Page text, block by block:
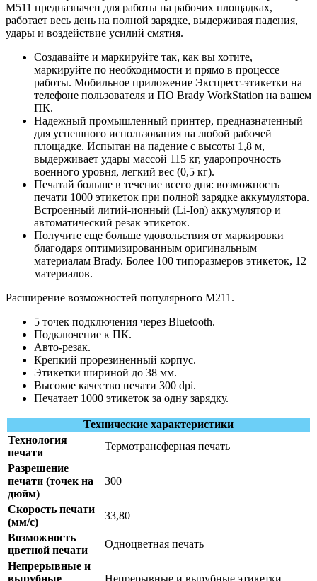
M511 предназначен для работы на рабочих площадках,
работает весь день на полной зарядке, выдерживая падения,
удары и воздействие усилий смятия.
Создавайте и маркируйте так, как вы хотите,
маркируйте по необходимости и прямо в процессе
работы. Мобильное приложение Экспресс-этикетки на
телефоне пользователя и ПО Brady WorkStation на вашем
ПК.
Надежный промышленный принтер, предназначенный
для успешного использования на любой рабочей
площадке. Испытан на падение с высоты 1,8 м,
выдерживает удары массой 115 кг, ударопрочность
военного уровня, легкий вес (0,5 кг).
Печатай больше в течение всего дня: возможность
печати 1000 этикеток при полной зарядке аккумулятора.
Встроенный литий-ионный (Li-Ion) аккумулятор и
автоматический резак этикеток.
Получите еще больше удовольствия от маркировки
благодаря оптимизированным оригинальным
материалам Brady. Более 100 типоразмеров этикеток, 12
материалов.
Расширение возможностей популярного M211.
5 точек подключения через Bluetooth.
Подключение к ПК.
Авто-резак.
Крепкий прорезиненный корпус.
Этикетки шириной до 38 мм.
Высокое качество печати 300 dpi.
Печатает 1000 этикеток за одну зарядку.
Технические характеристики
Технология
печати
Термотрансферная печать
Разрешение
печати (точек на
дюйм)
300
Скорость печати
(мм/с)
33,80
Возможность
цветной печати
Одноцветная печать
Непрерывные и
вырубные
Непрерывные и вырубные этикетки